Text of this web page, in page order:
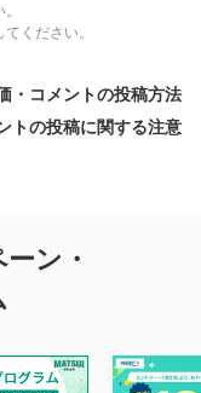
ください。
・コメントの投稿方法
トの投稿に関する注意
意
およびコメントの
をご理解のうえ、
ン・